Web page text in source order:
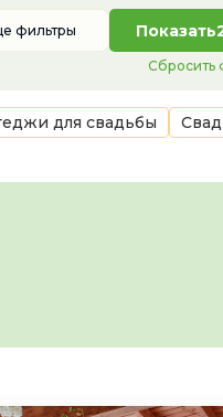
фильтры Показать
Сбросить
для свадьбы